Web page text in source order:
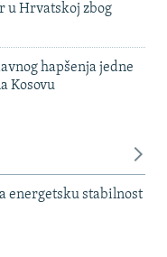
u Hrvatskoj zbog
hapšenja jedne
Kosovu
energetsku stabilnost